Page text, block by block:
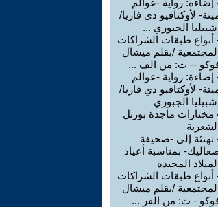
إضاءة: رواية -عوالم
لأوكتافيو دي فاريا/
الجبوري ...
أنواع طبقات الشراكات
/بقلم ميشال
-- ت: من الف ...
إضاءة: رواية -عوالم
لأوكتافيو دي فاريا/
الجبوري
مختارات ماجدة بورتل
تهنئة إلى -صحيفة
بمناسبة أعياد
المجيدة
أنواع طبقات الشراكات
/بقلم ميشال
- ت: من الفر ...